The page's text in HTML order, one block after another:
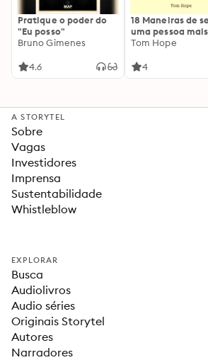
Pratique o poder do
"Eu posso"
Bruno Gimenes
4.6
18 Maneiras de
uma pessoa mais
interessante
Tom Hope
4
A STORYTEL
Sobre
Vagas
Investidores
Imprensa
Sustentabilidade
Whistleblow
EXPLORAR
Busca
Audiolivros
Audio séries
Originais Storytel
Autores
Narradores